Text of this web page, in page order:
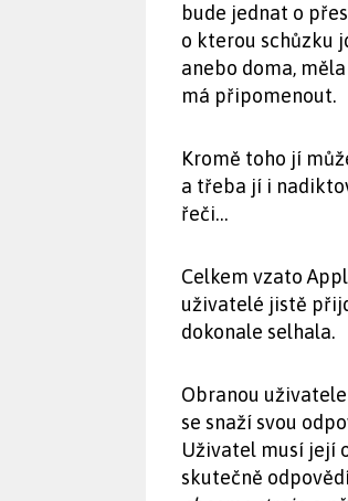
bude jednat o
o kterou schůzku
anebo doma,
má připomenout.
Kromě toho jí
a třeba jí i
řeči…
Celkem vzato
uživatelé jistě
dokonale selhala.
Obranou
se snaží svou
Uživatel musí její
skutečně